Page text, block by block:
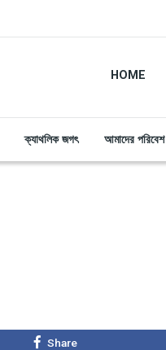
HOME
ক্যাথলিক জগৎ আমাদের পরিবেশ
Share